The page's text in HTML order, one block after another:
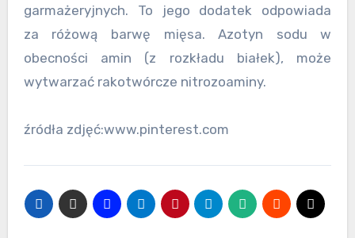
garmażeryjnych. To jego dodatek odpowiada
za różową barwę mięsa. Azotyn sodu w
obecności amin (z rozkładu białek), może
wytwarzać rakotwórcze nitrozoaminy.
źródła zdjęć:www.pinterest.com